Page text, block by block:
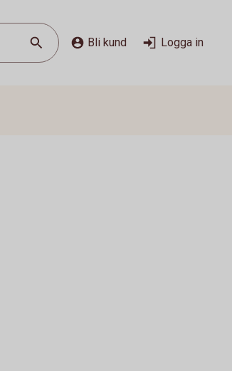
Bli kund Logga in